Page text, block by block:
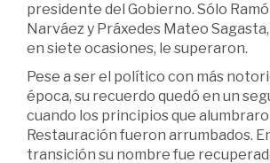
presidente del Gobierno. Sólo
Narváez y Práxedes Mateo
en siete ocasiones, le superaron.
Pese a ser el político con más
época, su recuerdo quedó en un
cuando los principios que
Restauración fueron arrumbados.
transición su nombre fue